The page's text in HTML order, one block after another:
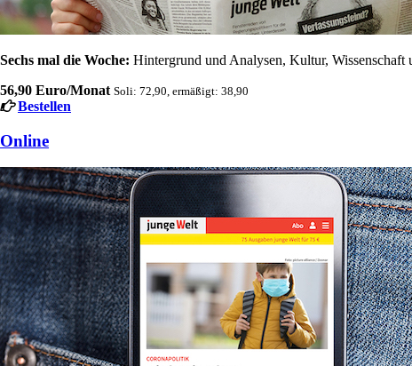
Sechs mal die Woche: Hintergrund und Analysen, Kultur, Wissenschaft
56,90 Euro/Monat Soli: 72,90, ermäßigt: 38,90
Bestellen
Online